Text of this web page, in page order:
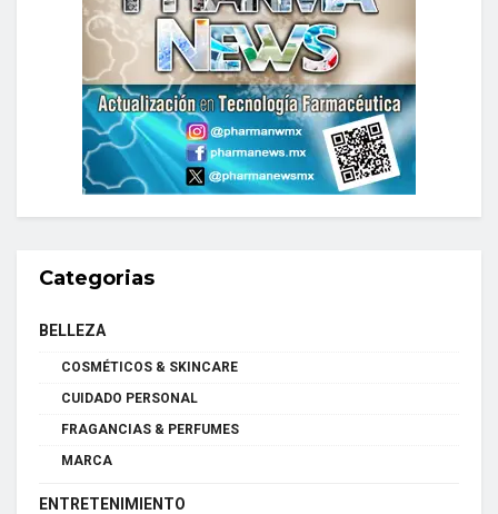
Categorias
BELLEZA
COSMÉTICOS & SKINCARE
CUIDADO PERSONAL
FRAGANCIAS & PERFUMES
MARCA
ENTRETENIMIENTO